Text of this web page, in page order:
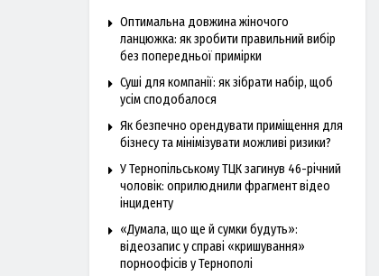
Оптимальна довжина жіночого
ланцюжка: як зробити правильний вибір
без попередньої примірки
Суші для компанії: як зібрати набір, щоб
усім сподобалося
Як безпечно орендувати приміщення для
бізнесу та мінімізувати можливі ризики?
У Тернопільському ТЦК загинув 46-річний
чоловік: оприлюднили фрагмент відео
інциденту
«Думала, що ще й сумки будуть»:
відеозапис у справі «кришування»
порноофісів у Тернополі